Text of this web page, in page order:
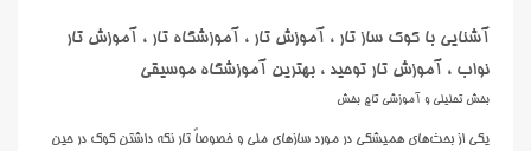
آشنایی با کوک ساز تار ، آموزش تار ، آموزشگاه تار ، آموزش تار
نواب ، آموزش تار توحید ، بهترین آموزشگاه موسیقی
بخش تحلیلی و آموزشی تاج بخش
يکي از بحث‌هاي هميشگي در مورد ساز‌هاي ملي و خصوصاً تار نگه داشتن کوک در حين